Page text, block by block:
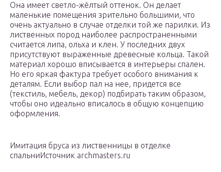
Она имеет светло-жёлтый оттенок. Он делает
маленькие помещения зрительно большими, что
очень актуально в случае отделки той же парилки. Из
лиственных пород наиболее распространенными
считается липа, ольха и клен. У последних двух
присутствуют выраженные древесные кольца. Такой
материал хорошо вписывается в интерьеры спален.
Но его яркая фактура требует особого внимания к
деталям. Если выбор пал на нее, придется все
(текстиль, мебель, декор) подбирать таким образом,
чтобы оно идеально вписалось в общую концепцию
оформления.
Имитация бруса из лиственницы в отделке
спальниИсточник archmasters.ru